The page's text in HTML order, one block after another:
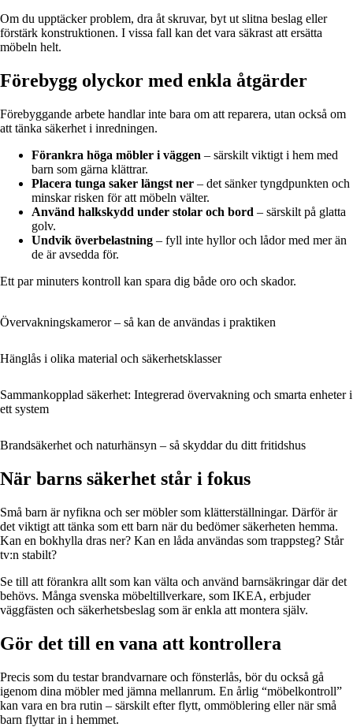
Om du upptäcker problem, dra åt skruvar, byt ut slitna beslag eller
förstärk konstruktionen. I vissa fall kan det vara säkrast att ersätta
möbeln helt.
Förebygg olyckor med enkla åtgärder
Förebyggande arbete handlar inte bara om att reparera, utan också om
att tänka säkerhet i inredningen.
Förankra höga möbler i väggen – särskilt viktigt i hem med
barn som gärna klättrar.
Placera tunga saker längst ner – det sänker tyngdpunkten och
minskar risken för att möbeln välter.
Använd halkskydd under stolar och bord – särskilt på glatta
golv.
Undvik överbelastning – fyll inte hyllor och lådor med mer än
de är avsedda för.
Ett par minuters kontroll kan spara dig både oro och skador.
Övervakningskameror – så kan de användas i praktiken
Hänglås i olika material och säkerhetsklasser
Sammankopplad säkerhet: Integrerad övervakning och smarta enheter i
ett system
Brandsäkerhet och naturhänsyn – så skyddar du ditt fritidshus
När barns säkerhet står i fokus
Små barn är nyfikna och ser möbler som klätterställningar. Därför är
det viktigt att tänka som ett barn när du bedömer säkerheten hemma.
Kan en bokhylla dras ner? Kan en låda användas som trappsteg? Står
tv:n stabilt?
Se till att förankra allt som kan välta och använd barnsäkringar där det
behövs. Många svenska möbeltillverkare, som IKEA, erbjuder
väggfästen och säkerhetsbeslag som är enkla att montera själv.
Gör det till en vana att kontrollera
Precis som du testar brandvarnare och fönsterlås, bör du också gå
igenom dina möbler med jämna mellanrum. En årlig “möbelkontroll”
kan vara en bra rutin – särskilt efter flytt, ommöblering eller när små
barn flyttar in i hemmet.